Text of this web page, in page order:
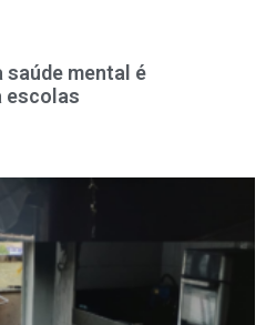
mental é
escolas